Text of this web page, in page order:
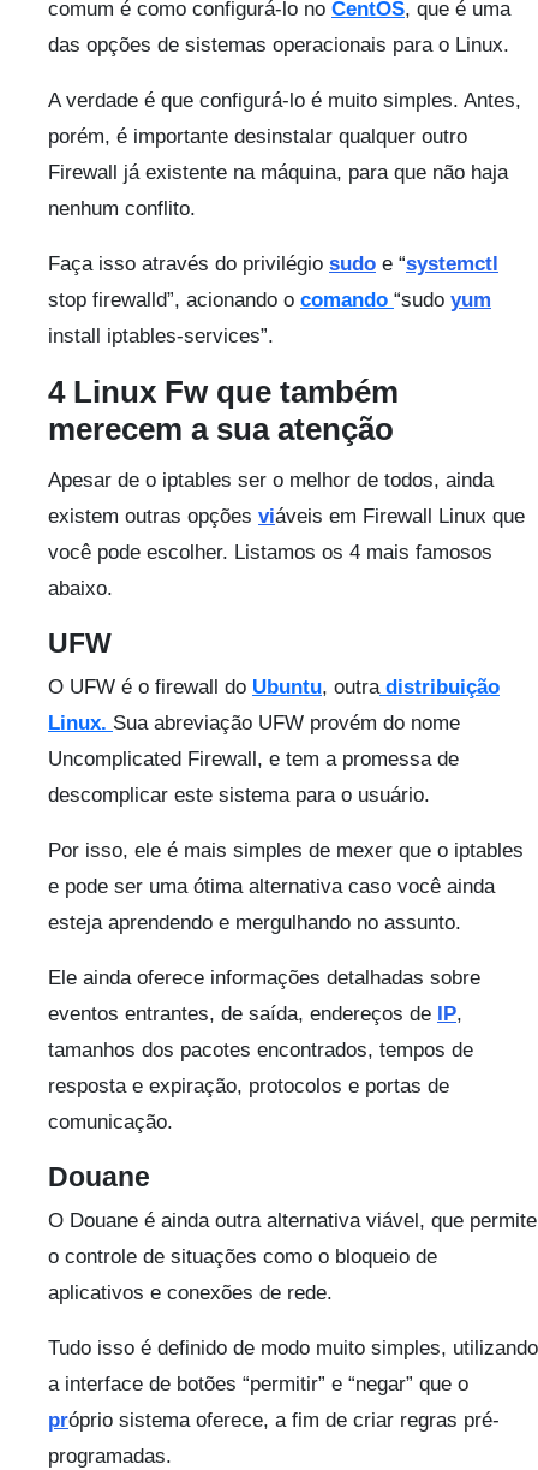
comum é como configurá-lo no CentOS, que é uma
das opções de sistemas operacionais para o Linux.
A verdade é que configurá-lo é muito simples. Antes,
porém, é importante desinstalar qualquer outro
Firewall já existente na máquina, para que não haja
nenhum conflito.
Faça isso através do privilégio sudo e “systemctl
stop firewalld”, acionando o comando “sudo yum
install iptables-services”.
4 Linux Fw que também
merecem a sua atenção
Apesar de o iptables ser o melhor de todos, ainda
existem outras opções viáveis em Firewall Linux que
você pode escolher. Listamos os 4 mais famosos
abaixo.
UFW
O UFW é o firewall do Ubuntu, outradistribuição
Linux. Sua abreviação UFW provém do nome
Uncomplicated Firewall, e tem a promessa de
descomplicar este sistema para o usuário.
Por isso, ele é mais simples de mexer que o iptables
e pode ser uma ótima alternativa caso você ainda
esteja aprendendo e mergulhando no assunto.
Ele ainda oferece informações detalhadas sobre
eventos entrantes, de saída, endereços de IP,
tamanhos dos pacotes encontrados, tempos de
resposta e expiração, protocolos e portas de
comunicação.
Douane
O Douane é ainda outra alternativa viável, que permite
o controle de situações como o bloqueio de
aplicativos e conexões de rede.
Tudo isso é definido de modo muito simples, utilizando
a interface de botões “permitir” e “negar” que o
próprio sistema oferece, a fim de criar regras pré-
programadas.